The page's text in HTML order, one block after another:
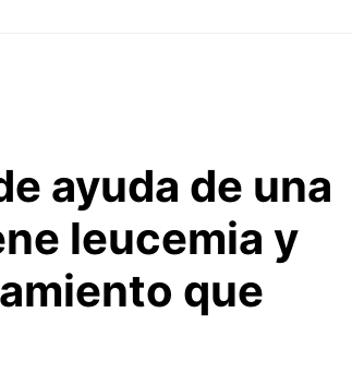
ayuda de una
leucemia y
que